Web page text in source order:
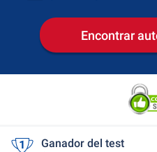
Encontrar
Ganador del test